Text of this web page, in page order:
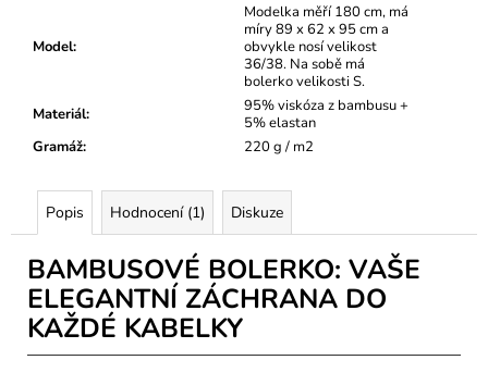
Model:
Modelka měří 180 cm, má
míry 89 x 62 x 95 cm a
obvykle nosí velikost
36/38. Na sobě má
bolerko velikosti S.
Materiál:
95% viskóza z bambusu +
5% elastan
Gramáž: 220 g / m2
Popis Hodnocení (1) Diskuze
BAMBUSOVÉ BOLERKO: VAŠE
ELEGANTNÍ ZÁCHRANA DO
KAŽDÉ KABELKY